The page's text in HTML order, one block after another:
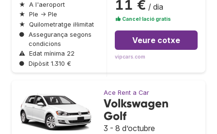
★ A l'aeroport
★ Ple → Ple
★ Quilometratge il·limitat
● Assegurança segons
condicions
⚠ Edat mínima 22
● Dipòsit 1.310 €
11 € / dia
Cancel·lació gratis
Veure cotxe
vipcars.com
Ace Rent a Car
Volkswagen
Golf
3 - 8 d’octubre